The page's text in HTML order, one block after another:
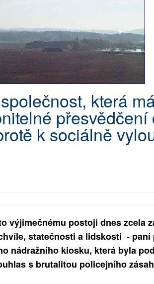
která
přesvědčení
k sociálně
výjimečnému postoji dnes zcela
statečnosti a lidskosti - paní
nádražního kiosku, která byla
s brutalitou policejního